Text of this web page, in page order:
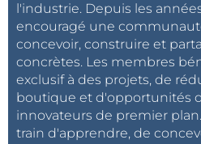
l'industrie. Depuis les
encouragé une
concevoir, construire et
concrètes. Les membres
exclusif à des projets, de
boutique et d'opportunités
innovateurs de premier
train d'apprendre, de